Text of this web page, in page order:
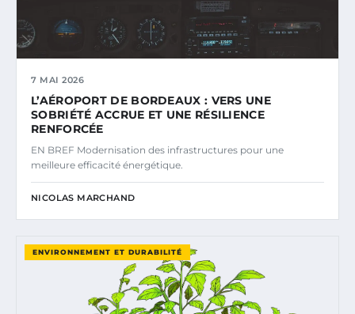
7 MAI 2026
L’AÉROPORT DE BORDEAUX : VERS UNE
SOBRIÉTÉ ACCRUE ET UNE RÉSILIENCE
RENFORCÉE
EN BREF Modernisation des infrastructures pour une
meilleure efficacité énergétique.
NICOLAS MARCHAND
ENVIRONNEMENT ET DURABILITÉ